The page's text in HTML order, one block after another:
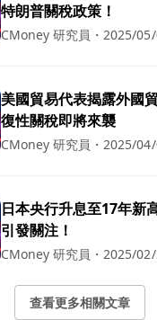
特朗普關稅政策！
CMoney 研究員 ・2025/
美國貿易代表揭露外國
復性關稅即將來襲
CMoney 研究員 ・2025/
日本央行升息至17年新
引發關注！
CMoney 研究員 ・2025/
查看更多相關文章